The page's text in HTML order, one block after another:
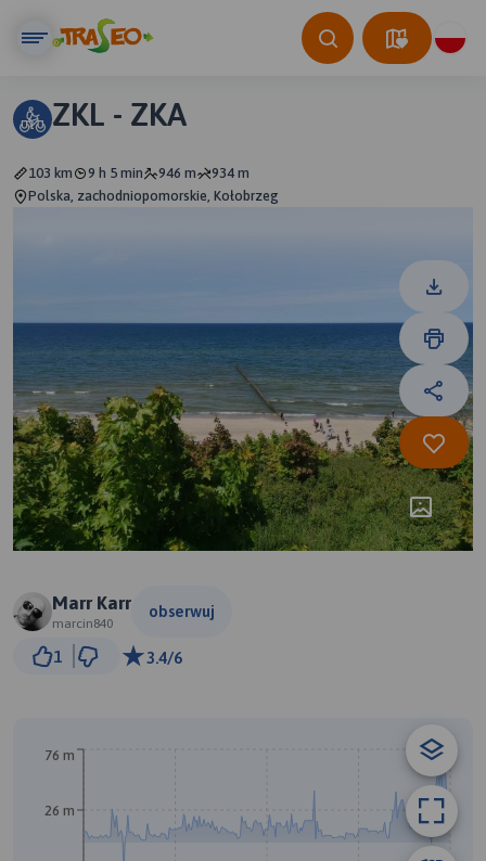
ZKL - ZKA
103 km 9 h 5 min 946 m
934 m
Polska, zachodniopomorskie, Kołobrzeg
Marr Karr
marcin840
obserwuj
1 3.4/6
A
26 m
76 m